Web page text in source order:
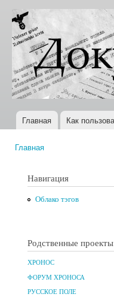
Документы
XX века
Всемирная
история в
Интернете
Главное меню
Главная Как
Главная
Навигация
Облако тэгов
Родственные
ХРОНОС
ФОРУМ ХРОНОСА
РУССКОЕ ПОЛЕ